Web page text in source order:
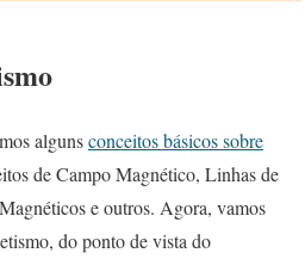
algunsconceitos básicos sobre
de Campo Magnético, Linhas de
e outros. Agora, vamos
do ponto de vista do